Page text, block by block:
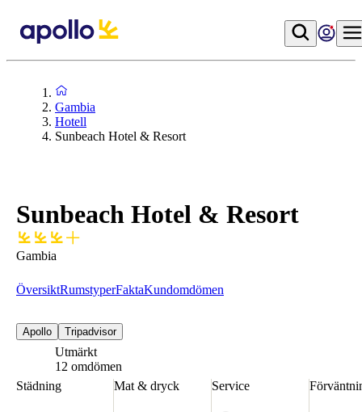
Gambia
Hotell
Sunbeach Hotel & Resort
Sunbeach Hotel & Resort
Gambia
ÖversiktRumstyperFaktaKundomdömen
Apollo Tripadvisor
Utmärkt
12 omdömen
Städning
Mat & dryck Service